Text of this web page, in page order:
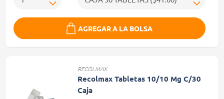
AGREGAR A LA BOLSA
RECOLMAX
Recolmax Tabletas 10/10 Mg C/30
Caja